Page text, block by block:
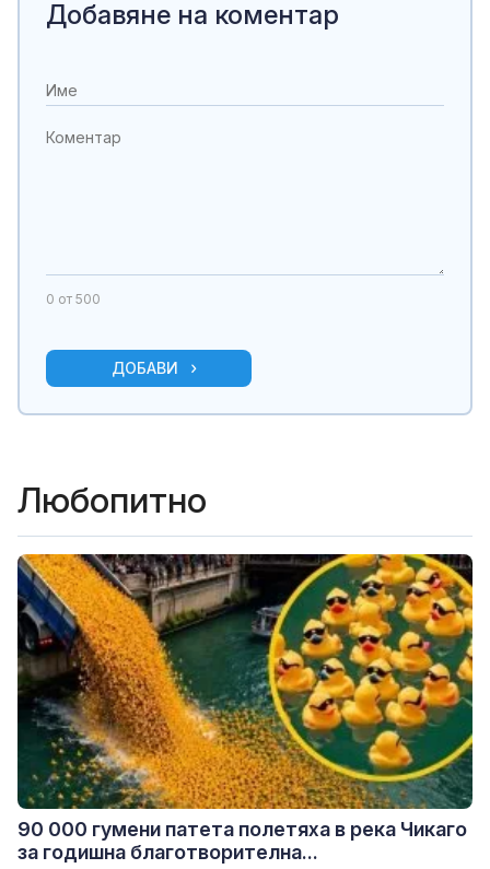
Добавяне на коментар
0 от 500
ДОБАВИ
Любопитно
90 000 гумени патета полетяха в река Чикаго
за годишна благотворителна...